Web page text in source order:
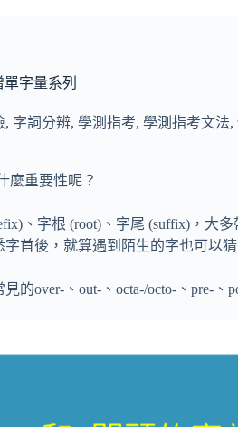
字量系列
, 字詞分辨, 學測指考, 學測指考文法,
麼重要性呢？
、字根 (root)、字尾 (suffix)，大
首後，就算遇到陌生的字也可以
的over-、out-、octa-/octo-、pre-、